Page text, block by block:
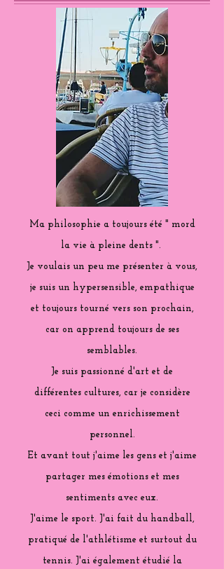
Ma philosophie a toujours été " mord
la vie à pleine dents ".
Je voulais un peu me présenter à vous,
je suis un hypersensible, empathique
et toujours tourné vers son prochain,
car on apprend toujours de ses
semblables.
Je suis passionné d'art et de
différentes cultures, car je considère
ceci comme un enrichissement
personnel.
Et avant tout j'aime les gens et j'aime
partager mes émotions et mes
sentiments avec eux.
J'aime le sport. J'ai fait du handball,
pratiqué de l'athlétisme et surtout du
tennis. J'ai également étudié la